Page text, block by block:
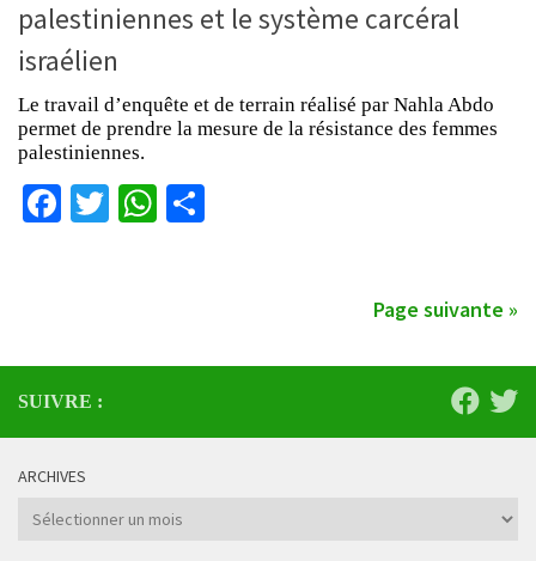
palestiniennes et le système carcéral
israélien
Le travail d’enquête et de terrain réalisé par Nahla Abdo
permet de prendre la mesure de la résistance des femmes
palestiniennes.
Facebook
TwitterWhatsApp
Page suivante »
SUIVRE :
ARCHIVES
Archives